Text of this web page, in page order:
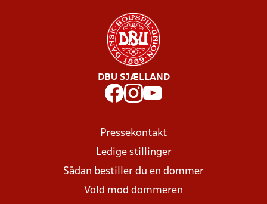
DBU SJÆLLAND
Pressekontakt
Ledige stillinger
Sådan bestiller du en dommer
Vold mod dommeren